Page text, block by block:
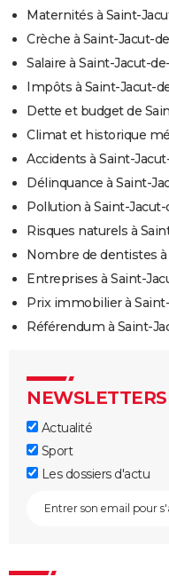
Maternités à Saint-
Crèche à Saint-Jacut-
Salaire à Saint-Jacut-
Impôts à Saint-Jacut-
Dette et budget de
Climat et historique
Accidents à Saint-
Délinquance à Saint-
Pollution à Saint-
Risques naturels à
Nombre de dentistes
Entreprises à Saint-
Prix immobilier à
Référendum à Saint-
NEWSLETTERS
Actualité
Sport
Les dossiers d'actu